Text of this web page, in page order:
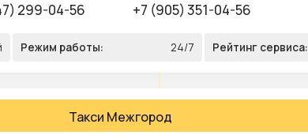
299-04-56 +7 (905) 351-04-56
Режим работы: 24/7 Рейтинг сервиса:
Такси Межгород